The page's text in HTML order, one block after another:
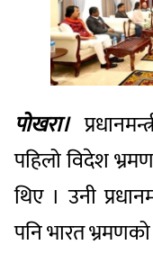
पोखरा।
पहिलो विदेश
थिए । उनी
पनि भारत